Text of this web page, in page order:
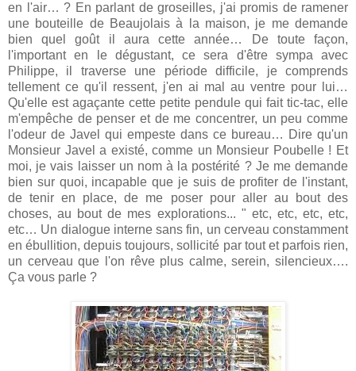
en l'air… ? En parlant de groseilles, j'ai promis de ramener
une bouteille de Beaujolais à la maison, je me demande
bien quel goût il aura cette année… De toute façon,
l'important en le dégustant, ce sera d'être sympa avec
Philippe, il traverse une période difficile, je comprends
tellement ce qu'il ressent, j'en ai mal au ventre pour lui…
Qu'elle est agaçante cette petite pendule qui fait tic-tac, elle
m'empêche de penser et de me concentrer, un peu comme
l'odeur de Javel qui empeste dans ce bureau… Dire qu'un
Monsieur Javel a existé, comme un Monsieur Poubelle ! Et
moi, je vais laisser un nom à la postérité ? Je me demande
bien sur quoi, incapable que je suis de profiter de l'instant,
de tenir en place, de me poser pour aller au bout des
choses, au bout de mes explorations... " etc, etc, etc, etc,
etc… Un dialogue interne sans fin, un cerveau constamment
en ébullition, depuis toujours, sollicité par tout et parfois rien,
un cerveau que l'on rêve plus calme, serein, silencieux….
Ça vous parle ?